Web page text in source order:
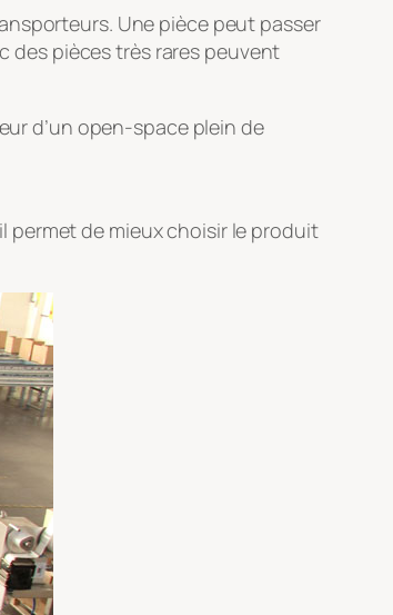
Une pièce peut passer
des pièces très rares peuvent
d’un open-space plein de
permet de mieux choisir le produit